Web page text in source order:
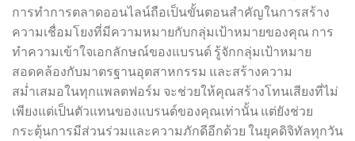
การทำการตลาดออนไลน์ถือเป็นขั้นตอนสำคัญในการสร้าง
ความเชื่อมโยงที่มีความหมายกับกลุ่มเป้าหมายของคุณ การ
ทำความเข้าใจเอกลักษณ์ของแบรนด์ รู้จักกลุ่มเป้าหมาย
สอดคล้องกับมาตรฐานอุตสาหกรรม และสร้างความ
สม่ำเสมอในทุกแพลตฟอร์ม จะช่วยให้คุณสร้างโทนเสียงที่ไม่
เพียงแต่เป็นตัวแทนของแบรนด์ของคุณเท่านั้น แต่ยังช่วย
กระตุ้นการมีส่วนร่วมและความภักดีอีกด้วย ในยุคดิจิทัลทุกวัน